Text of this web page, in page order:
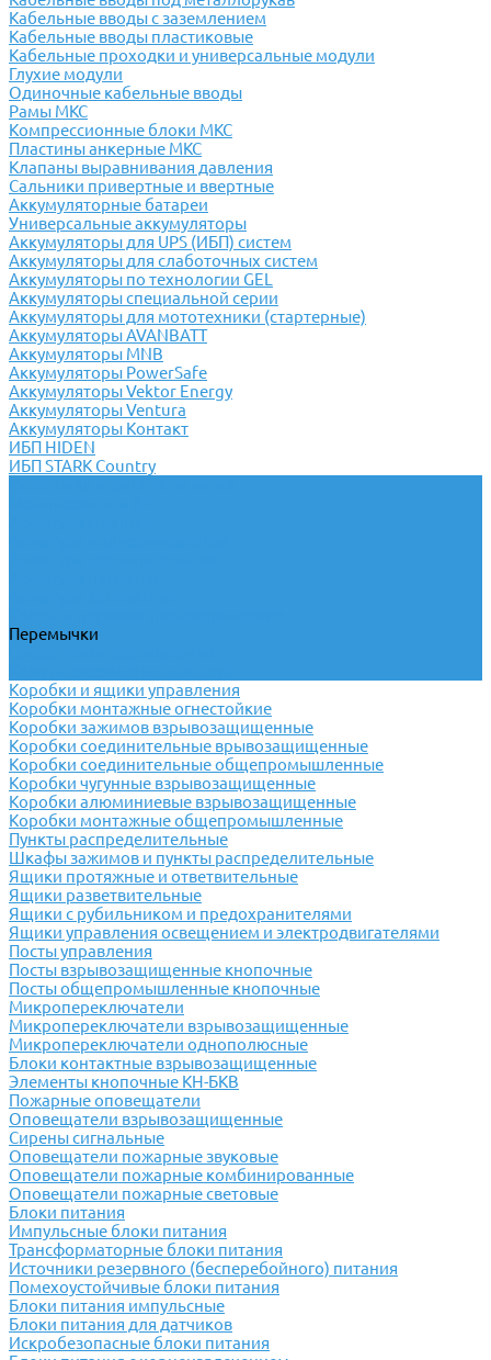
Кабельные вводы с заземлением
Кабельные вводы пластиковые
Кабельные проходки и универсальные модули
Глухие модули
Одиночные кабельные вводы
Рамы МКС
Компрессионные блоки МКС
Пластины анкерные МКС
Клапаны выравнивания давления
Сальники привертные и ввертные
Аккумуляторные батареи
Универсальные аккумуляторы
Аккумуляторы для UPS (ИБП) систем
Аккумуляторы для слаботочных систем
Аккумуляторы по технологии GEL
Аккумуляторы специальной серии
Аккумуляторы для мототехники (стартерные)
Аккумуляторы AVANBATT
Аккумуляторы MNB
Аккумуляторы PowerSafe
Аккумуляторы Vektor Energy
Аккумуляторы Ventura
Аккумуляторы Контакт
ИБП HIDEN
ИБП STARK Country
Перемычки
Коробки и ящики управления
Коробки монтажные огнестойкие
Коробки зажимов взрывозащищенные
Коробки соединительные врывозащищенные
Коробки соединительные общепромышленные
Коробки чугунные взрывозащищенные
Коробки алюминиевые взрывозащищенные
Коробки монтажные общепромышленные
Пункты распределительные
Шкафы зажимов и пункты распределительные
Ящики протяжные и ответвительные
Ящики разветвительные
Ящики с рубильником и предохранителями
Ящики управления освещением и электродвигателями
Посты управления
Посты взрывозащищенные кнопочные
Посты общепромышленные кнопочные
Микропереключатели
Микропереключатели взрывозащищенные
Микропереключатели однополюсные
Блоки контактные взрывозащищенные
Элементы кнопочные КН-БКВ
Пожарные оповещатели
Оповещатели взрывозащищенные
Сирены сигнальные
Оповещатели пожарные звуковые
Оповещатели пожарные комбинированные
Оповещатели пожарные световые
Блоки питания
Импульсные блоки питания
Трансформаторные блоки питания
Источники резервного (бесперебойного) питания
Помехоустойчивые блоки питания
Блоки питания импульсные
Блоки питания для датчиков
Искробезопасные блоки питания